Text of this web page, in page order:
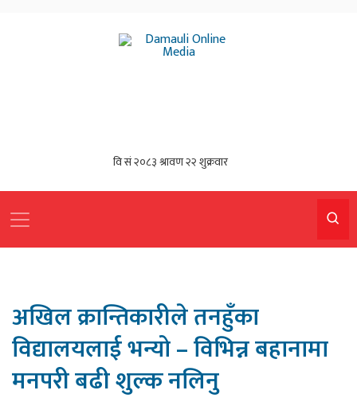
अखिल क्रान्तिकारीले तनहुँका
विद्यालयलाई भन्यो – विभिन्न बहानामा
मनपरी बढी शुल्क नलिनु